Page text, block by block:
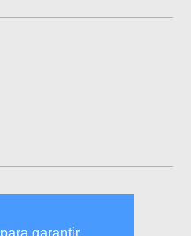
garantir